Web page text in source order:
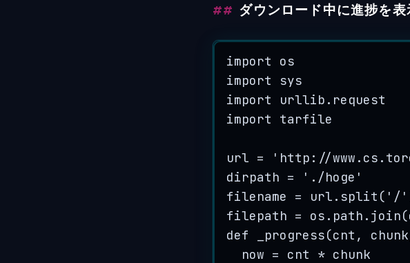
ダウンロード中に進捗を表
import os
import sys
import urllib.request
import tarfile
url = ' http://
dirpath = ' ./hoge '
filename = url. split ( ' / '
filepath = os.path. join(
def
_progress(cnt , chunk
now = cnt * chunk